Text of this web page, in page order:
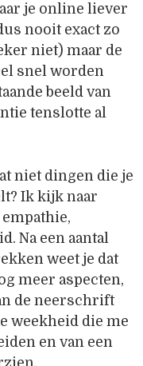
je online liever
nooit exact zo
niet) maar de
snel worden
beeld van
tenslotte al
niet dingen die je
Ik kijk naar
Na een aantal
weet je dat
meer aspecten,
de neerschrift
weekheid die me
en van een